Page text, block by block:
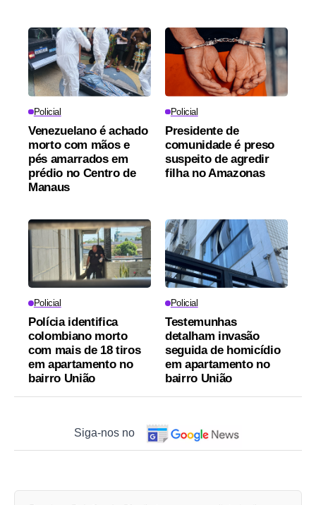
Policial
Venezuelano é achado
morto com mãos e
pés amarrados em
prédio no Centro de
Manaus
Policial
Presidente de
comunidade é preso
suspeito de agredir
filha no Amazonas
Policial
Polícia identifica
colombiano morto
com mais de 18 tiros
em apartamento no
bairro União
Policial
Testemunhas
detalham invasão
seguida de homicídio
em apartamento no
bairro União
Siga-nos no